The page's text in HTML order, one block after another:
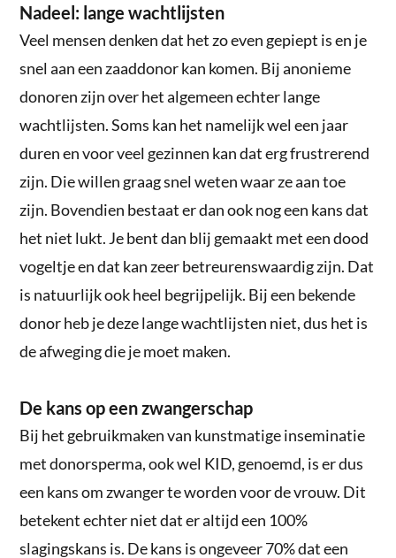
Nadeel: lange wachtlijsten
Veel mensen denken dat het zo even gepiept is en je
snel aan een zaaddonor kan komen. Bij anonieme
donoren zijn over het algemeen echter lange
wachtlijsten. Soms kan het namelijk wel een jaar
duren en voor veel gezinnen kan dat erg frustrerend
zijn. Die willen graag snel weten waar ze aan toe
zijn. Bovendien bestaat er dan ook nog een kans dat
het niet lukt. Je bent dan blij gemaakt met een dood
vogeltje en dat kan zeer betreurenswaardig zijn. Dat
is natuurlijk ook heel begrijpelijk. Bij een bekende
donor heb je deze lange wachtlijsten niet, dus het is
de afweging die je moet maken.
De kans op een zwangerschap
Bij het gebruikmaken van kunstmatige inseminatie
met donorsperma, ook wel KID, genoemd, is er dus
een kans om zwanger te worden voor de vrouw. Dit
betekent echter niet dat er altijd een 100%
slagingskans is. De kans is ongeveer 70% dat een